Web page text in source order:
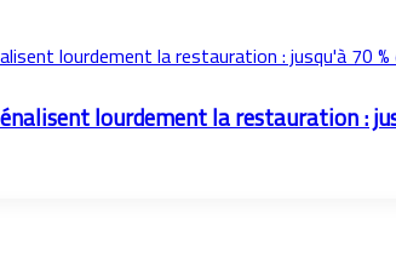
lourdement la restauration :